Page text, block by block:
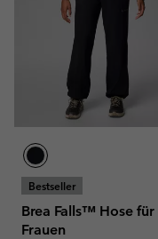
Bestseller
Brea Falls™ Hose für
Frauen